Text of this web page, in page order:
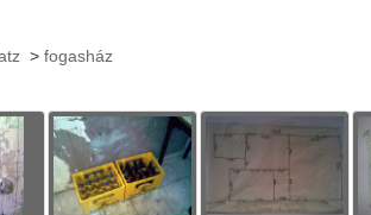
> fogasház